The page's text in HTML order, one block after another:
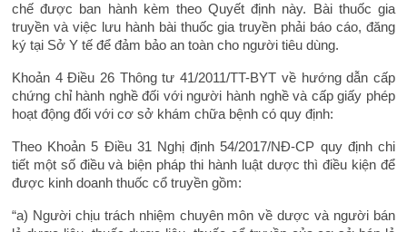
chế được ban hành kèm theo Quyết định này. Bài thuốc gia
truyền và việc lưu hành bài thuốc gia truyền phải báo cáo, đăng
ký tại Sở Y tế để đảm bảo an toàn cho người tiêu dùng.
Khoản 4 Điều 26 Thông tư 41/2011/TT-BYT về hướng dẫn cấp
chứng chỉ hành nghề đối với người hành nghề và cấp giấy phép
hoạt động đối với cơ sở khám chữa bệnh có quy định:
Theo Khoản 5 Điều 31 Nghị định 54/2017/NĐ-CP quy định chi
tiết một số điều và biện pháp thi hành luật dược thì điều kiện để
được kinh doanh thuốc cổ truyền gồm:
“a) Người chịu trách nhiệm chuyên môn về dược và người bán